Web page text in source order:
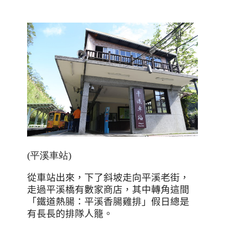
(平溪車站)
從車站出來，下了斜坡走向平溪老街，
走過平溪橋有數家商店，其中轉角這間
「鐵道熱腸：平溪香腸雞排」假日總是
有長長的排隊人籠。